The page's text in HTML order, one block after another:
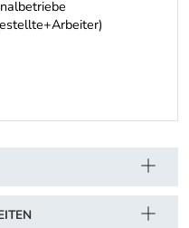
Aktiengesellschaft